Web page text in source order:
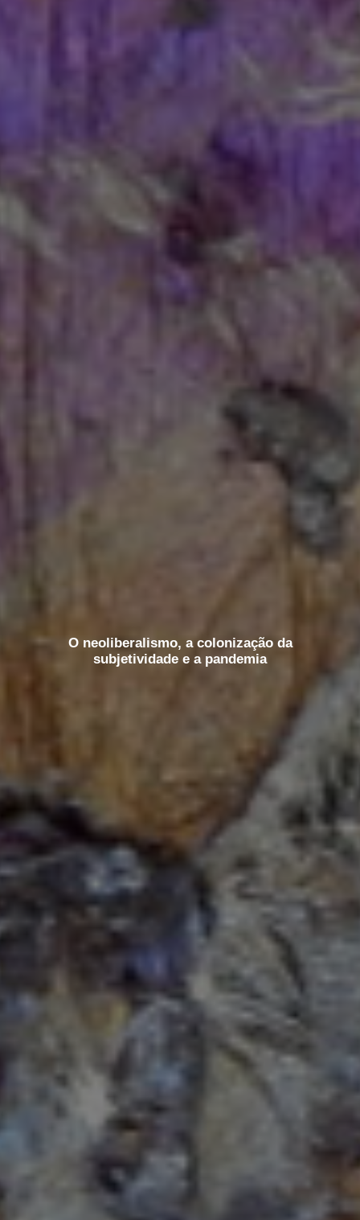
O neoliberalismo, a colonização da
subjetividade e a pandemia